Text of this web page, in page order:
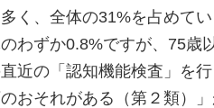
く、全体の31%を占めて
わずか0.8%ですが、75
近の「認知機能検査」を
おそれがある（第２類）